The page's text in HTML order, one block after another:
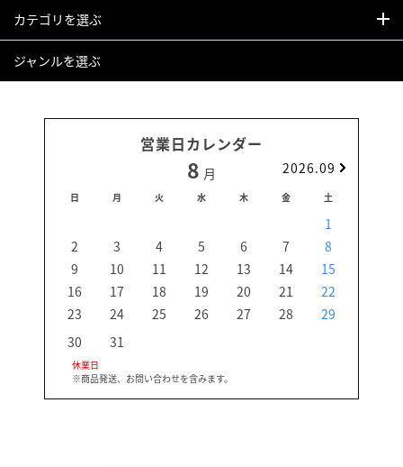
カテゴリを選ぶ
ジャンルを選ぶ
営業日カレンダー
8 月 2026.09
日 月 火 水 木 金 土
1
2
3 4 5 6 7
8
9
10 11 12 13 14
15
16
17 18 19 20 21
22
23
24 25 26 27 28
29
30
31
休業日
※商品発送、お問い合わせを含みます。